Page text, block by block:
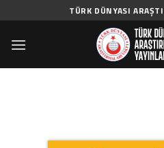
to
content
TÜRK DÜNYASI